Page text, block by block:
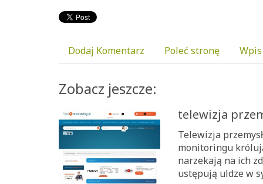
Dodaj Komentarz Poleć stronę
Zobacz jeszcze:
telewizja
Telewizja
monitoringu
narzekają na ich
ustępują uldze w